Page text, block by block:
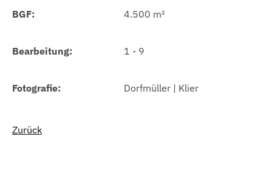
BGF: 4.500 m²
Bearbeitung: 1 - 9
Fotografie: Dorfmüller | Klier
Zurück